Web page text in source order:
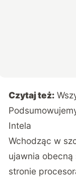
Czytaj też:
Intela
Wchodząc w
ujawnia
stronie